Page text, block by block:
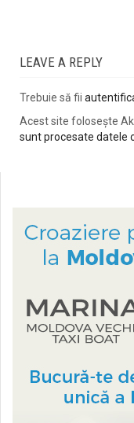
LEAVE A REPLY
Trebuie să fii
Acest site folosește
sunt procesate datele